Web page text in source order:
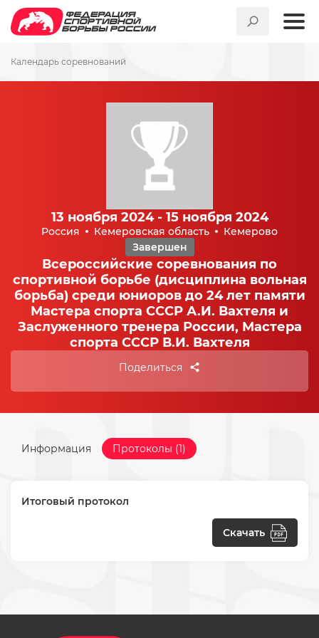
Календарь соревнований
13 ноября 2024 - 15 ноября 2024
Россия Кемеровская область
Кемерово
Завершен
Всероссийские соревнования по
спортивной борьбе (дисциплина вольная
борьба) среди юниоров до 24 лет памяти
Мастера спорта СССР А.И. Вахтеля и
Заслуженного тренера России, Мастера
спорта СССР В.И. Вахтеля
Поделиться
Информация Протоколы (1)
Итоговый протокол
Скачать